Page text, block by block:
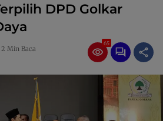
DPD Golkar
2 Min Baca
65